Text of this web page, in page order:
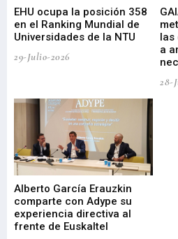
EHU ocupa la posición 358
en el Ranking Mundial de
Universidades de la NTU
29-Julio-2026
las
a
28-
Alberto García Erauzkin
comparte con Adype su
experiencia directiva al
frente de Euskaltel